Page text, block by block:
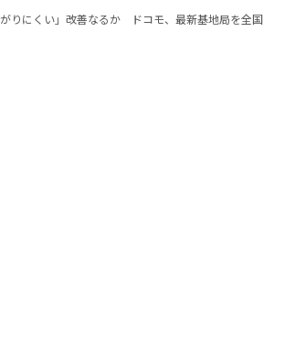
がりにくい」改善なるか ドコモ、最新基地局を全国